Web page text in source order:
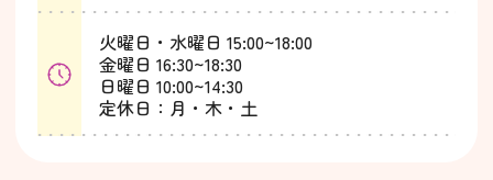
火曜日・水曜日 15:00~18:00
金曜日 16:30~18:30
日曜日 10:00~14:30
定休日：月・木・土